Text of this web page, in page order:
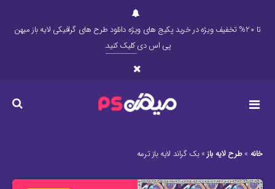
تا 20% تخفیف ویژه در خرید پکیج های ویژه دانلود طرح های گرافیکی لایه باز میهن
پی اس دیکلیک کنید.
خانه »طرح لایه باز»بک گراند لایه باز ترمه